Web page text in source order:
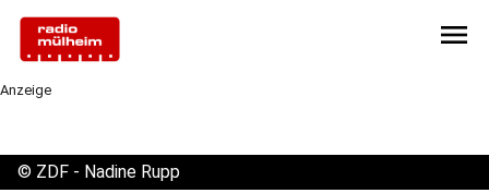
menu
Anzeige
© ZDF - Nadine Rupp